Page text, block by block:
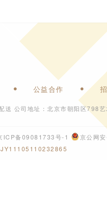
公益合作
送 公司地址：北京市朝阳区798
ICP备09081733号-1
京公网
JY11105110232865